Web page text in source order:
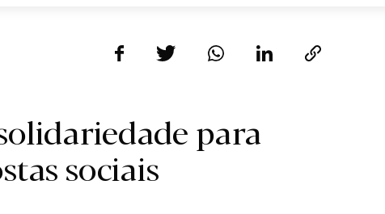
para
sociais